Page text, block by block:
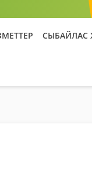
СЫБАЙЛАС